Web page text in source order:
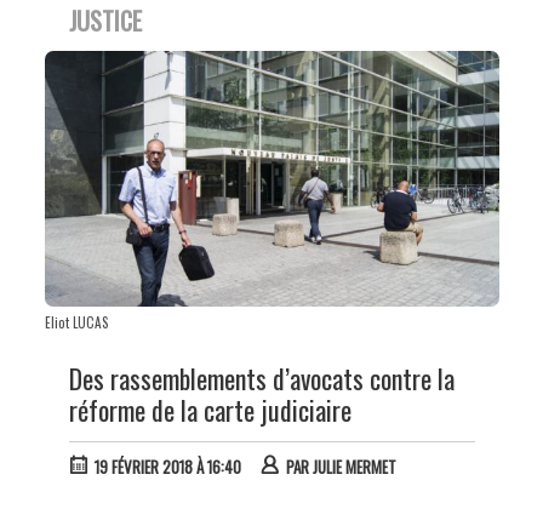
JUSTICE
Eliot LUCAS
Des rassemblements d’avocats contre la
réforme de la carte judiciaire
19 FÉVRIER 2018 À 16:40 PARJULIE MERMET